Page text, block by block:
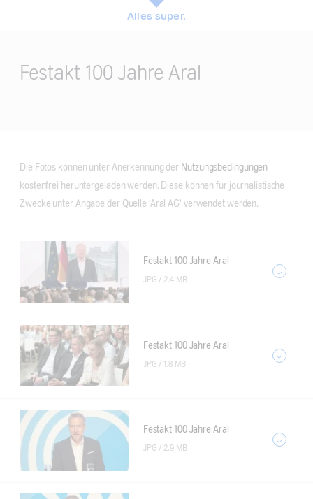
Alles super.
Festakt 100 Jahre Aral
Die Fotos können unter Anerkennung der Nutzungsbedingungen
kostenfrei heruntergeladen werden. Diese können für journalistische
Zwecke unter Angabe der Quelle 'Aral AG' verwendet werden.
Festakt 100 Jahre Aral
JPG / 2.4 MB
Festakt 100 Jahre Aral
JPG / 1.8 MB
Festakt 100 Jahre Aral
JPG / 2.9 MB